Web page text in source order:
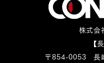
株式会
【
〒854-0053 長